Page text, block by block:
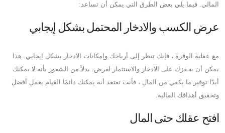
المالي. فيما يلي بعض الطرق التي يمكن أن تساعد:
عرض الكسب والادخار المحتمل بشكل إيجابي
مع عقلية الوفرة ، فإنك تنظر إلى أرباحك وإمكانات الادخار بشكل إيجابي. هذا
يمكن أن يحفزك على الادخار والاستثمار لغرض. بدلاً من الشعور بأنه لا يمكنك
أبدًا توفير ما يكفي من المال ، فأنت تعتقد أنه يمكنك دائمًا القيام بعمل أفضل
وتحقيق أهدافك المالية.
افتح عقلك حتى المال